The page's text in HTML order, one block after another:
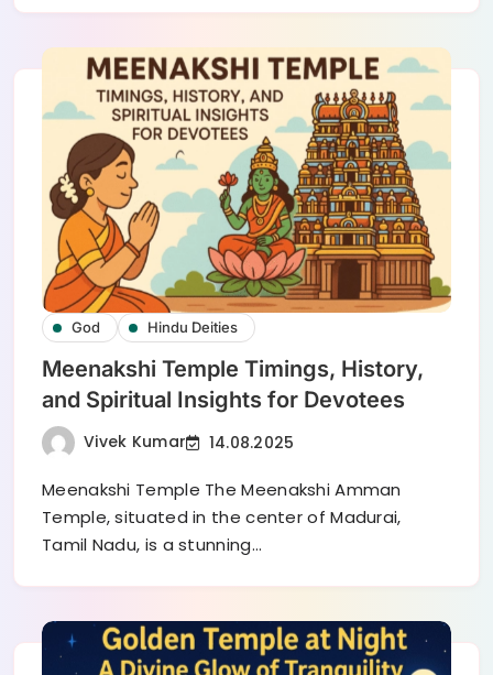
God Hindu Deities
Meenakshi Temple Timings, History,
and Spiritual Insights for Devotees
Vivek Kumar 14.08.2025
Meenakshi Temple The Meenakshi Amman
Temple, situated in the center of Madurai,
Tamil Nadu, is a stunning…